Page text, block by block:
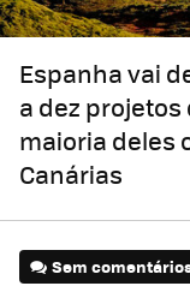
Espanha vai
a dez
maioria deles
Canárias
Sem